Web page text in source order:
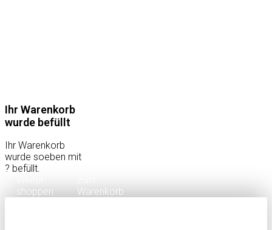
Ihr Warenkorb
wurde befüllt
Ihr Warenkorb
wurde soeben mit
? befüllt.
shoppen
Warenkorb